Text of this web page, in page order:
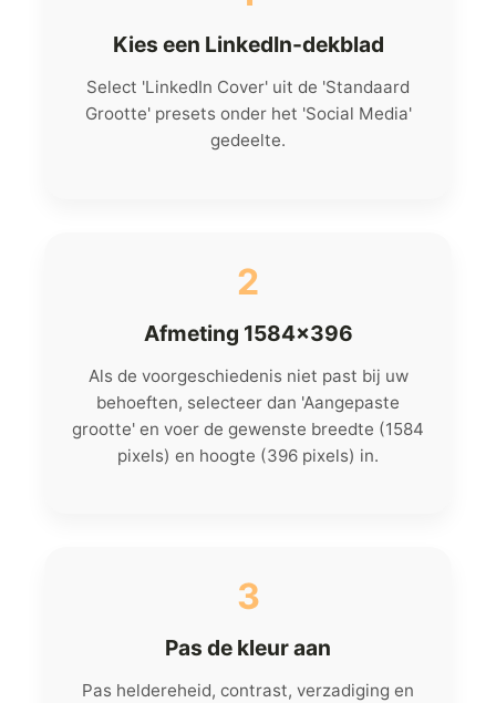
Kies een LinkedIn-dekblad
Select 'LinkedIn Cover' uit de 'Standaard
Grootte' presets onder het 'Social Media'
gedeelte.
2
Afmeting 1584x396
Als de voorgeschiedenis niet past bij uw
behoeften, selecteer dan 'Aangepaste
grootte' en voer de gewenste breedte (1584
pixels) en hoogte (396 pixels) in.
3
Pas de kleur aan
Pas heldereheid, contrast, verzadiging en